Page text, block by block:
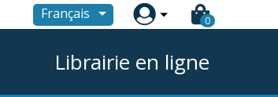
Français  0
Librairie en ligne